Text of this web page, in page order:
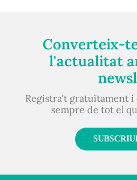
Converteix-
l'actualitat
Registra't gratuïtament
sempre de tot el